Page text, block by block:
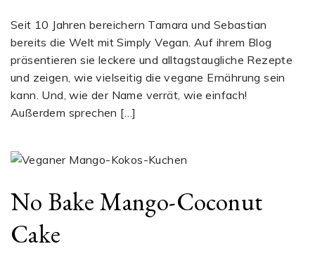
Seit 10 Jahren bereichern Tamara und Sebastian
bereits die Welt mit Simply Vegan. Auf ihrem Blog
präsentieren sie leckere und alltagstaugliche Rezepte
und zeigen, wie vielseitig die vegane Ernährung sein
kann. Und, wie der Name verrät, wie einfach!
Außerdem sprechen […]
No Bake Mango-Coconut
Cake